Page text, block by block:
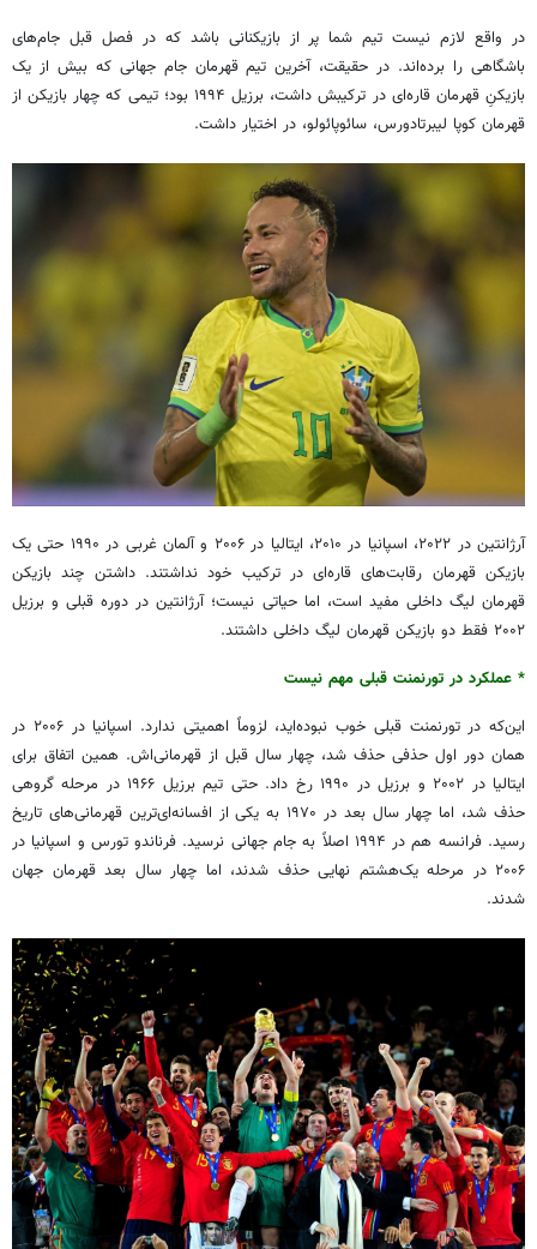
در واقع لازم نیست تیم شما پر از بازیکنانی باشد که در فصل قبل جام‌های
باشگاهی را برده‌اند. در حقیقت، آخرین تیم قهرمان جام جهانی که بیش از یک
بازیکنِ قهرمان قاره‌ای در ترکیبش داشت، برزیل ۱۹۹۴ بود؛ تیمی که چهار بازیکن از
قهرمان کوپا لیبرتادورس، سائوپائولو، در اختیار داشت.
آرژانتین در ۲۰۲۲، اسپانیا در ۲۰۱۰، ایتالیا در ۲۰۰۶ و آلمان غربی در ۱۹۹۰ حتی یک
بازیکن قهرمان رقابت‌های قاره‌ای در ترکیب خود نداشتند. داشتن چند بازیکن
قهرمان لیگ داخلی مفید است، اما حیاتی نیست؛ آرژانتین در دوره قبلی و برزیل
۲۰۰۲ فقط دو بازیکن قهرمان لیگ داخلی داشتند.
* عملکرد در تورنمنت قبلی مهم نیست
این‌که در تورنمنت قبلی خوب نبوده‌اید، لزوماً اهمیتی ندارد. اسپانیا در ۲۰۰۶ در
همان دور اول حذفی حذف شد، چهار سال قبل از قهرمانی‌اش. همین اتفاق برای
ایتالیا در ۲۰۰۲ و برزیل در ۱۹۹۰ رخ داد. حتی تیم برزیل ۱۹۶۶ در مرحله گروهی
حذف شد، اما چهار سال بعد در ۱۹۷۰ به یکی از افسانه‌ای‌ترین قهرمانی‌های تاریخ
رسید. فرانسه هم در ۱۹۹۴ اصلاً به جام جهانی نرسید. فرناندو تورس و اسپانیا در
۲۰۰۶ در مرحله یک‌هشتم نهایی حذف شدند، اما چهار سال بعد قهرمان جهان
شدند.